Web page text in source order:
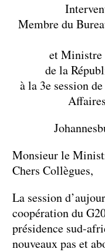
Membre du
et Ministre
de la
à la 3e session
Monsieur le
Chers Collègues,
La session
coopération du
présidence sud-
nouveaux pas et